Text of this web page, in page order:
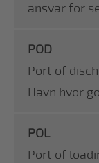
ansvar for
POD
Port of
Havn hvor
POL
Port of